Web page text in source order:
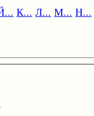
К... Л... М... Н...